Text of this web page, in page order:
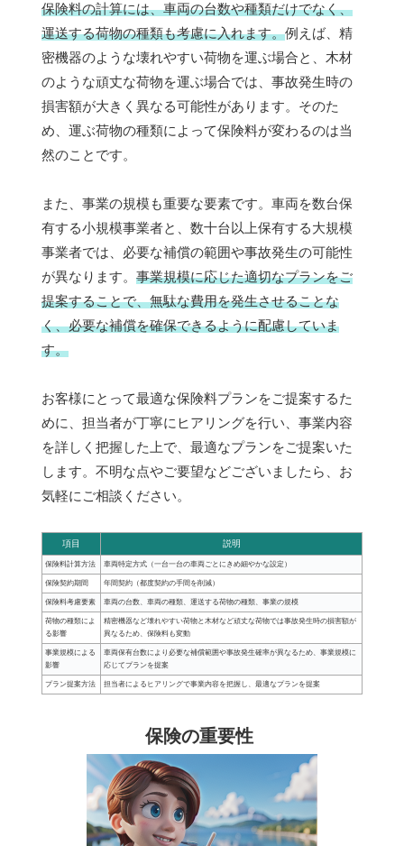
保険料の計算には、車両の台数や種類だけでなく、
運送する荷物の種類も考慮に入れます。例えば、精
密機器のような壊れやすい荷物を運ぶ場合と、木材
のような頑丈な荷物を運ぶ場合では、事故発生時の
損害額が大きく異なる可能性があります。そのた
め、運ぶ荷物の種類によって保険料が変わるのは当
然のことです。
また、事業の規模も重要な要素です。車両を数台保
有する小規模事業者と、数十台以上保有する大規模
事業者では、必要な補償の範囲や事故発生の可能性
が異なります。 事業規模に応じた適切なプランをご
提案することで、無駄な費用を発生させることな
く、必要な補償を確保できるように配慮していま
す。
お客様にとって最適な保険料プランをご提案するた
めに、担当者が丁寧にヒアリングを行い、事業内容
を詳しく把握した上で、最適なプランをご提案いた
します。不明な点やご要望などございましたら、お
気軽にご相談ください。
項目 説明
保険料計算方法 車両特定方式（一台一台の車両ごとにきめ細やかな設定）
保険契約期間 年間契約（都度契約の手間を削減）
保険料考慮要素 車両の台数、車両の種類、運送する荷物の種類、事業の規模
荷物の種類によ
る影響
精密機器など壊れやすい荷物と木材など頑丈な荷物では事故発生時の損害額が
異なるため、保険料も変動
事業規模による
影響
車両保有台数により必要な補償範囲や事故発生確率が異なるため、事業規模に
応じてプランを提案
プラン提案方法 担当者によるヒアリングで事業内容を把握し、最適なプランを提案
保険の重要性